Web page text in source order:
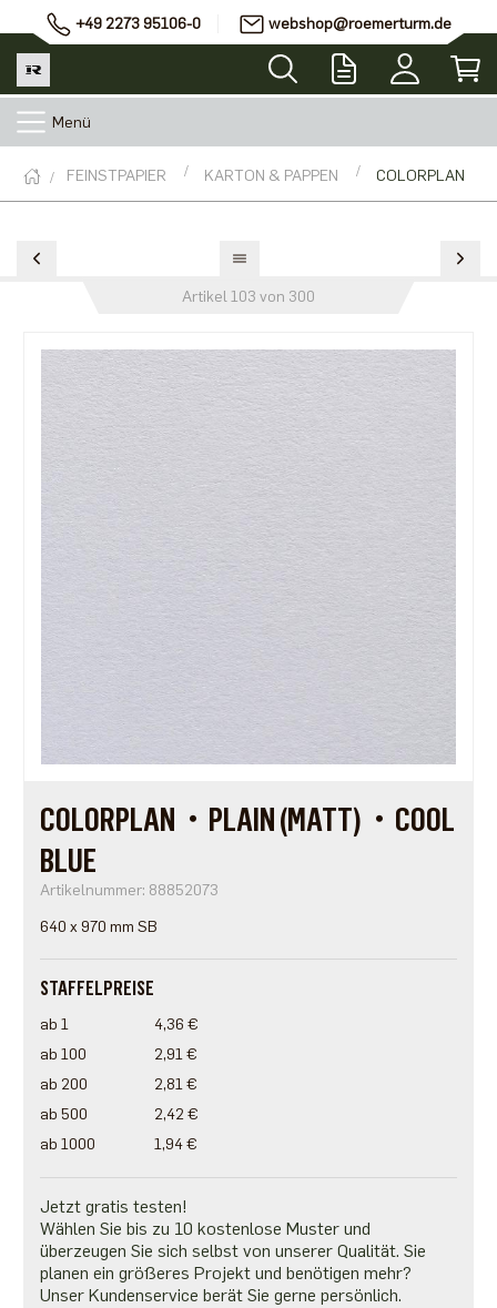
+49 2273 95106-0 webshop@roemerturm.de
Menü
FEINSTPAPIER KARTON & PAPPEN COLORPLAN
Artikel 103 von 300
COLORPLAN・PLAIN (MATT)・COOL
BLUE
Artikelnummer: 88852073
640 x 970 mm SB
STAFFELPREISE
ab 1
4,36 €
ab 100
2,91 €
ab 200
2,81 €
ab 500
2,42 €
ab 1000
1,94 €
Jetzt gratis testen!
Wählen Sie bis zu 10 kostenlose Muster und
überzeugen Sie sich selbst von unserer Qualität. Sie
planen ein größeres Projekt und benötigen mehr?
Unser Kundenservice berät Sie gerne persönlich.